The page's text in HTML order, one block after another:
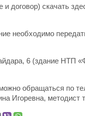
и договор) скачать
необходимо
6 (здание НТП
обращаться по
Игоревна, методист